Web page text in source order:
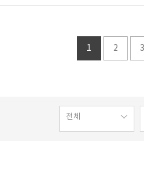
1 2 3